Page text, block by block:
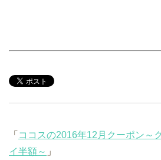
「 ココスの2016年12月クーポン～
イ半額～ 」